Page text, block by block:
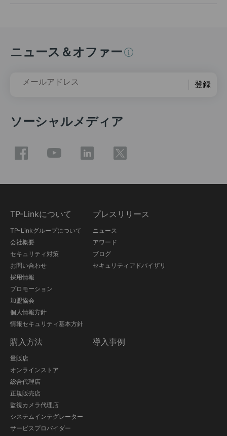
ニュース＆オファー
メールアドレス 登録
ソーシャルメディア
TP-Linkについて
TP-Linkグループについて
会社概要
セキュリティ対策
お問い合わせ
採用情報
プロモーション
加盟協会
個人情報方針
情報セキュリティ基本方針
プレスリリース
ニュース
アワード
ブログ
セキュリティアドバイザリ
購入方法
量販店
オンラインストア
総合代理店
正規販売店
監視カメラ代理店
システムインテグレーター
サービスプロバイダー
導入事例